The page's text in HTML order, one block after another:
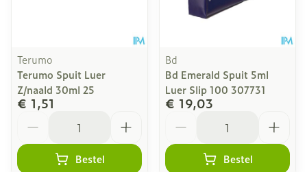
Terumo
Terumo Spuit Luer
Z/naald 30ml 25
€ 1,51
Bestel
Bd
Bd Emerald Spuit 5ml
Luer Slip 100 307731
€ 19,03
Bestel